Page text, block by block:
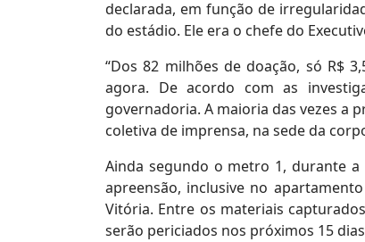
declarada, em função de
do estádio. Ele era o chefe do
“Dos 82 milhões de doação, só R$
agora. De acordo com as
governadoria. A maioria das vezes a
coletiva de imprensa, na sede da
Ainda segundo o metro 1, durante
apreensão, inclusive no
Vitória. Entre os materiais
serão periciados nos próximos 15